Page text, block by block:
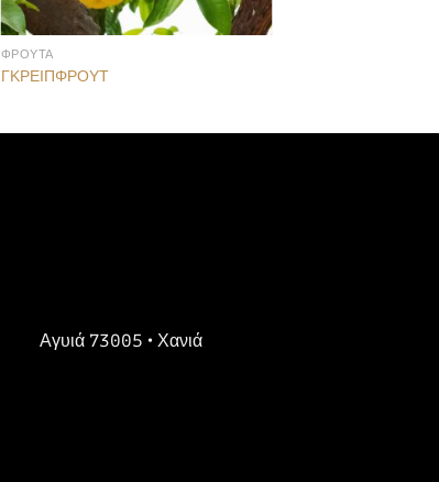
ΦΡΟΥΤΑ
ΓΚΡΕΙΠΦΡΟΥΤ
Αγυιά 73005 • Χανιά